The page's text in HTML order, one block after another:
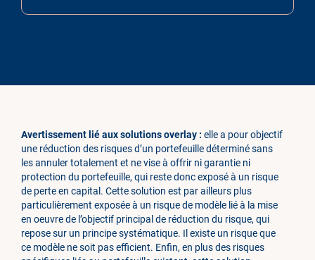
Avertissement lié aux solutions overlay : elle a pour objectif
une réduction des risques d’un portefeuille déterminé sans
les annuler totalement et ne vise à offrir ni garantie ni
protection du portefeuille, qui reste donc exposé à un risque
de perte en capital. Cette solution est par ailleurs plus
particulièrement exposée à un risque de modèle lié à la mise
en oeuvre de l’objectif principal de réduction du risque, qui
repose sur un principe systématique. Il existe un risque que
ce modèle ne soit pas efficient. Enfin, en plus des risques